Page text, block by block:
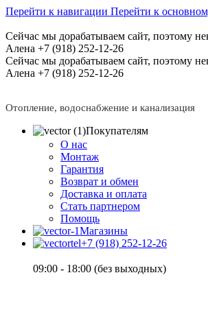
Перейти к навигации Перейти к
Сейчас мы дорабатываем сайт, поэтому
Алена +7 (918) 252-12-26
Сейчас мы дорабатываем сайт, поэтому
Алена +7 (918) 252-12-26
Отопление, водоснабжение и канализация
Покупателям
О нас
Монтаж
Гарантия
Возврат и обмен
Доставка и оплата
Стать партнером
Помощь
Магазины
+7 (918) 252-12-26
09:00 - 18:00 (без выходных)